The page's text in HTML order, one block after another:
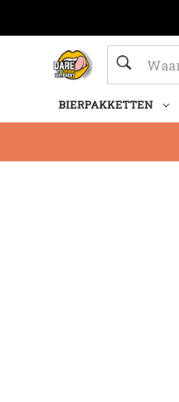
Zoeken
BIERPAKKETTEN